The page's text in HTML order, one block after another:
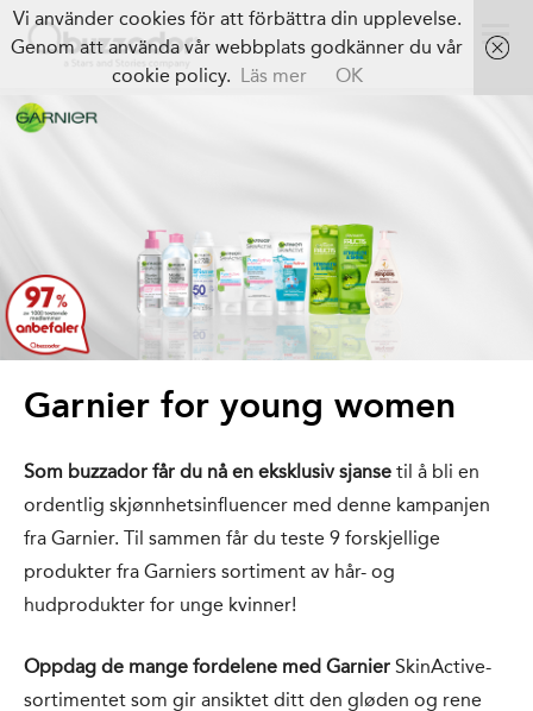
Garnier for young women
Som buzzador får du nå en eksklusiv sjanse til å bli en
ordentlig skjønnhetsinfluencer med denne kampanjen
fra Garnier. Til sammen får du teste 9 forskjellige
produkter fra Garniers sortiment av hår- og
hudprodukter for unge kvinner!
Oppdag de mange fordelene med Garnier SkinActive-
sortimentet som gir ansiktet ditt den gløden og rene
Vi använder cookies för att förbättra din upplevelse.
Genom att använda vår webbplats godkänner du vår
cookie policy. Läs mer OK